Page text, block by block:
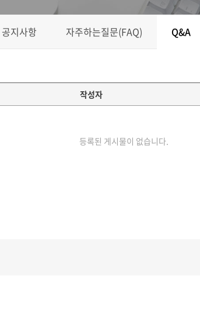
공지사항 자주하는질문(FAQ) Q&A
작성자
등록된 게시물이 없습니다.